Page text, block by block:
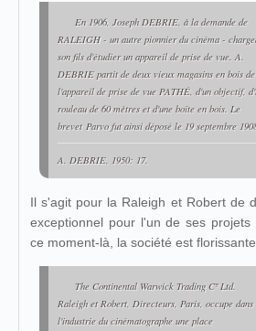
En 1906, Joseph DEBRIE, à la demande de
RALEIGH - un autre pionnier du cinéma -
son fils d'étudier un appareil de prise de vue. A.
DEBRIE partit de deux vieux magasins en bois de
l'appareil de prise de vue PATHÉ, d'un objectif,
rouleau de 60 mètres et d'une boîte en bois. Le
brevet Parvofut ainsi déposé le 19 septembre
A. DEBRIE, 1950: 17.
Il s'agit pour la Raleigh et Robert de
exceptionnel pour l'un de ses projets
ce moment-là, la société est
The Continental Warwick Trading Cº Ltd.
Raleigh et Robert, Directeurs, Paris, occupe dans
l'industrie du cinématographe une place